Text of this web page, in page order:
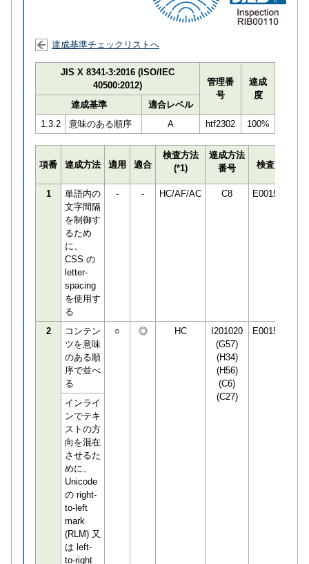
達成基準チェックリストへ
JIS X 8341-3:2016 (ISO/IEC
40500:2012)
管理番
号
達成
度
達成基準
適合レベル
1.3.2
意味のある順序 A htf2302 100%
項番 達成方法 適用 適合
検査方法
(*1)
達成方法
番号
検査員
1
単語内の
文字間隔
を制御す
るため
に、
CSS の
letter-
spacing
を使用す
る
- - HC/AF/AC C8 E001506
2
コンテン
ツを意味
のある順
序で並べ
る
○ ◎ HC
I201020
(G57)
(H34)
(H56)
(C6)
(C27)
E001506
インライ
ンでテキ
ストの方
向を混在
させるた
めに、
Unicode
の right-
to-left
mark
(RLM) 又
は left-
to-right